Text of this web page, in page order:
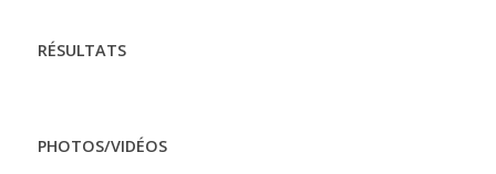
RÉSULTATS
PHOTOS/VIDÉOS